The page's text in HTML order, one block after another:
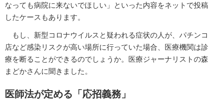
なっても病院に来ないでほしい」といった内容をネットで投稿
したケースもあります。
もし、新型コロナウイルスと疑われる症状の人が、パチンコ
店など感染リスクが高い場所に行っていた場合、医療機関は診
療を断ることができるのでしょうか。医療ジャーナリストの森
まどかさんに聞きました。
医師法が定める「応招義務」